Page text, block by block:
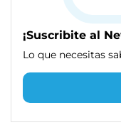
¡Suscribite al
Lo que necesitas